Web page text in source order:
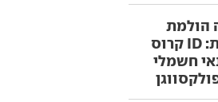
הולמת
לסיניות: ID קרוס
חשמלי